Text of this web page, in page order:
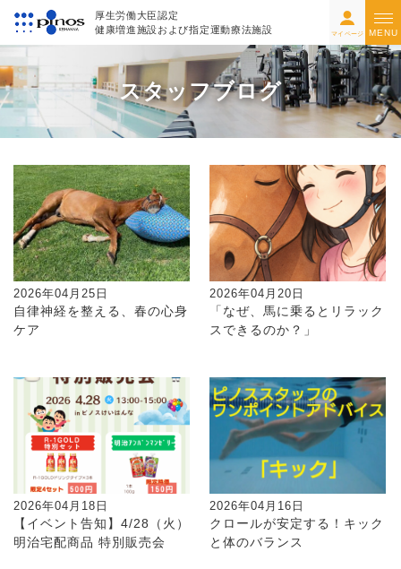
厚生労働大臣認定
健康増進施設および指定運動療法施設 マイページ MENU
スタッフブログ
2026年04月25日
自律神経を整える、春の心身
ケア
2026年04月20日
「なぜ、馬に乗るとリラック
スできるのか？」
2026年04月18日
【イベント告知】4/28（火）
明治宅配商品 特別販売会
2026年04月16日
クロールが安定する！キック
と体のバランス